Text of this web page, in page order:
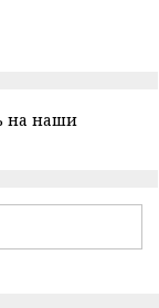
на наши